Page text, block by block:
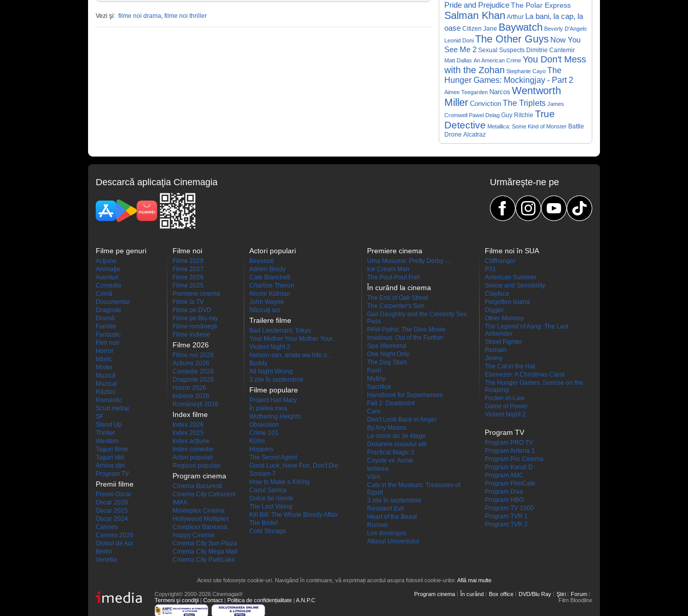
Vezi şi: filme noi drama, filme noi thriller
Pride and PrejudiceThe Polar Express
Salman Khan Arthur La bani, la cap, la
oase Citizen Jane Baywatch Beverly D'Angelo
Leonid Doni The Other Guys Now You
See Me 2 Sexual Suspects Dimitrie Cantemir
Matt Dallas An American Crime You Don't Mess
with the Zohan Stephanie Cayo The
Hunger Games: Mockingjay - Part 2
Aimee Teegarden Narcos Wentworth
Miller Conviction The Triplets James
Cromwell Pawel Delag Guy Ritchie True
Detective Metallica: Some Kind of Monster Battle
Drone Alcatraz
Descarcă aplicaţia Cinemagia Urmăreşte-ne pe
Filme pe genuri
Acţiune
Animaţie
Aventuri
Comedie
Crimă
Documentar
Dragoste
Dramă
Familie
Fantastic
Film noir
Horror
Istoric
Mister
Muzică
Muzical
Război
Romantic
Scurt metraj
SF
Stand Up
Thriller
Western
Taguri filme
Taguri stiri
Arhiva stiri
Program TV
Premii filme
Premii Oscar
Oscar 2026
Oscar 2025
Oscar 2024
Cannes
Cannes 2026
Globul de Aur
Berlin
Venetia
Filme noi
Filme 2028
Filme 2027
Filme 2026
Filme 2025
Premiere cinema
Filme la TV
Filme pe DVD
Filme pe Blu-ray
Filme româneşti
Filme indiene
Filme 2026
Filme noi 2026
Actiune 2026
Comedie 2026
Dragoste 2026
Horror 2026
Indiene 2026
Româneşti 2026
Index filme
Index 2026
Index 2025
Index acţiune
Index comedie
Actori populari
Regizori populari
Program cinema
Cinema Bucuresti
Cinema City Cotroceni
IMAX
Movieplex Cinema
Hollywood Multiplex
Cineplexx Baneasa
Happy Cinema
Cinema City Sun Plaza
Cinema City Mega Mall
Cinema City ParkLake
Actori populari
Beyoncé
Adrien Brody
Cate Blanchett
Charlize Theron
Nicole Kidman
John Wayne
Născuţi azi
Trailere filme
Bad Lieutenant: Tokyo
Your Mother Your Mother Your...
Violent Night 2
Nelson-san, anata wa hito o...
Buddy
All Night Wrong
3 zile în septembrie
Filme populare
Project Hail Mary
În pielea mea
Wuthering Heights
Obsession
Crime 101
Kîzîm
Hoppers
The Secret Agent
Good Luck, Have Fun, Don't Die
Scream 7
How to Make a Killing
Cazul Samca
Dolce far niente
The Last Viking
Kill Bill: The Whole Bloody Affair
The Bride!
Cold Storage
Premiere cinema
Uma Musume: Pretty Derby -...
Ice Cream Man
The Pout-Pout Fish
În curând la cinema
The End of Oak Street
The Carpenter's Son
Gail Daughtry and the Celebrity Sex
Pass
PAW Patrol: The Dino Movie
Insidious: Out of the Further
Spa Weekend
One Night Only
The Dog Stars
Fuori
Mutiny
Sacrifice
Handbook for Superheroes
Fall 2: Deadpoint
Cars
Don't Look Back in Anger
By Any Means
Le crime du 3e étage
Dosarele orașului alb
Practical Magic 2
Coyote vs. Acme
Iertarea
Värn
Cats in the Museum: Treasures of
Egypt
3 zile în septembrie
Resident Evil
Heart of the Beast
Runner
Los domingos
Atlasul Universului
Filme noi în SUA
Cliffhanger
P31
American Summer
Sense and Sensibility
Clayface
Forgotten Island
Digger
Other Mommy
The Legend of Aang: The Last
Airbender
Street Fighter
Remain
Jimmy
The Cat in the Hat
Ebenezer: A Christmas Carol
The Hunger Games: Sunrise on the
Reaping
Focker-in-Law
Game of Power
Violent Night 2
Program TV
Program PRO TV
Program Antena 1
Program Pro Cinema
Program Kanal D
Program AMC
Program FilmCafe
Program Diva
Program HBO
Program TV 1000
Program TVR 1
Program TVR 2
Acest site folosește cookie-uri. Navigând în continuare, vă exprimați acordul asupra folosirii cookie-urilor. Află mai multe
Copyright© 2000-2026 Cinemagia®
Termeni şi condiţii | Contact | Politica de confidențialitate | A.N.P.C
Program cinema În curând Box office DVD/Blu Ray Ştiri
Forum
Film Bloodline